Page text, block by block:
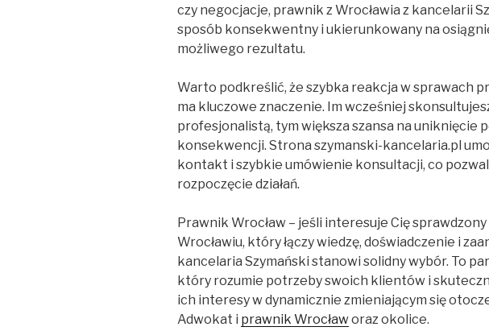
czy negocjacje, prawnik z Wrocławia z kancelarii
sposób konsekwentny i ukierunkowany na
możliwego rezultatu.
Warto podkreślić, że szybka reakcja w sprawach
ma kluczowe znaczenie. Im wcześniej
profesjonalistą, tym większa szansa na uniknięcie
konsekwencji. Strona szymanski-kancelaria.pl
kontakt i szybkie umówienie konsultacji, co
rozpoczęcie działań.
Prawnik Wrocław – jeśli interesuje Cię
Wrocławiu, który łączy wiedzę, doświadczenie i
kancelaria Szymański stanowi solidny wybór. To
który rozumie potrzeby swoich klientów i
ich interesy w dynamicznie zmieniającym się
Adwokat i prawnik Wrocławoraz okolice.